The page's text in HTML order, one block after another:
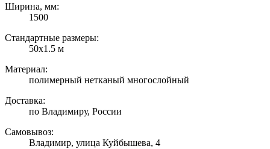
Ширина, мм:
1500
Стандартные размеры:
50х1.5 м
Материал:
полимерный нетканый многослойный
Доставка:
по Владимиру, России
Самовывоз:
Владимир, улица Куйбышева, 4